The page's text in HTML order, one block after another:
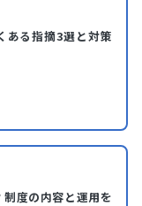
ある指摘3選と対策
度の内容と運用を